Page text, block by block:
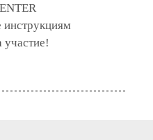
инструкциям
участие!